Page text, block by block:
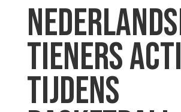
TIENERS
TIJDENS